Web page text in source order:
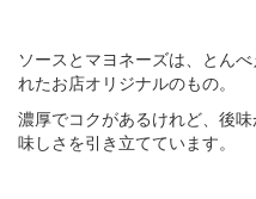
ソースとマヨネーズは、とん
れたお店オリジナルのもの。
濃厚でコクがあるけれど、後
味しさを引き立てています。